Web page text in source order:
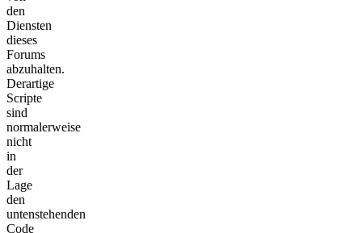
den
Diensten
dieses
Forums
abzuhalten.
Derartige
Scripte
sind
normalerweise
nicht
in
der
Lage
den
untenstehenden
Code